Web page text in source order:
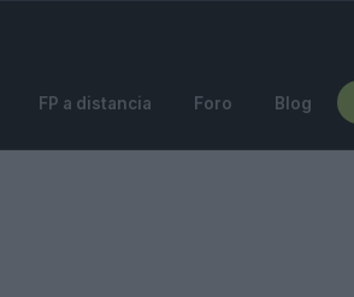
FP a distancia Foro Blog